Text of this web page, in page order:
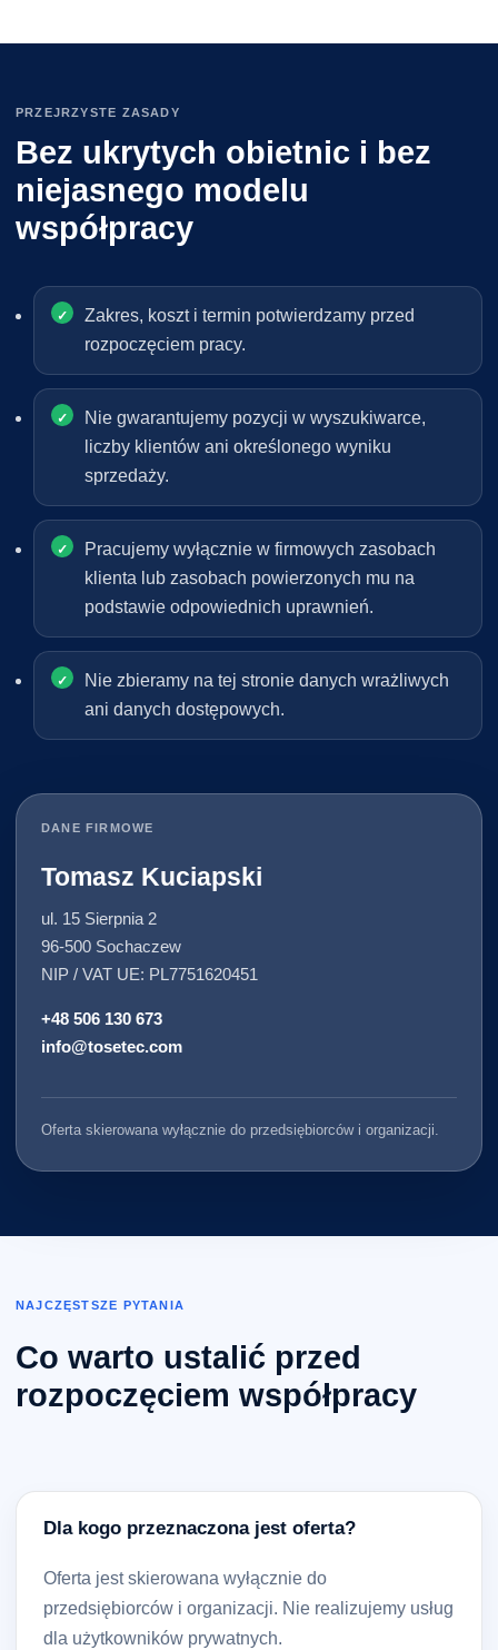
PRZEJRZYSTE ZASADY
Bez ukrytych obietnic i bez
niejasnego modelu
współpracy
Zakres, koszt i termin potwierdzamy przed
rozpoczęciem pracy.
Nie gwarantujemy pozycji w wyszukiwarce,
liczby klientów ani określonego wyniku
sprzedaży.
Pracujemy wyłącznie w firmowych zasobach
klienta lub zasobach powierzonych mu na
podstawie odpowiednich uprawnień.
Nie zbieramy na tej stronie danych wrażliwych
ani danych dostępowych.
DANE FIRMOWE
Tomasz Kuciapski
ul. 15 Sierpnia 2
96-500 Sochaczew
NIP / VAT UE: PL7751620451
+48 506 130 673
info@tosetec.com
Oferta skierowana wyłącznie do przedsiębiorców i organizacji.
NAJCZĘSTSZE PYTANIA
Co warto ustalić przed
rozpoczęciem współpracy
Dla kogo przeznaczona jest oferta?
Oferta jest skierowana wyłącznie do
przedsiębiorców i organizacji. Nie realizujemy usług
dla użytkowników prywatnych.